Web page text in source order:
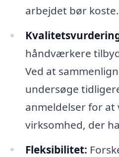
arbejdet bør koste.
håndværkere
Ved at
undersøge
anmeldelser for
virksomhed, der
Fleksibilitet: